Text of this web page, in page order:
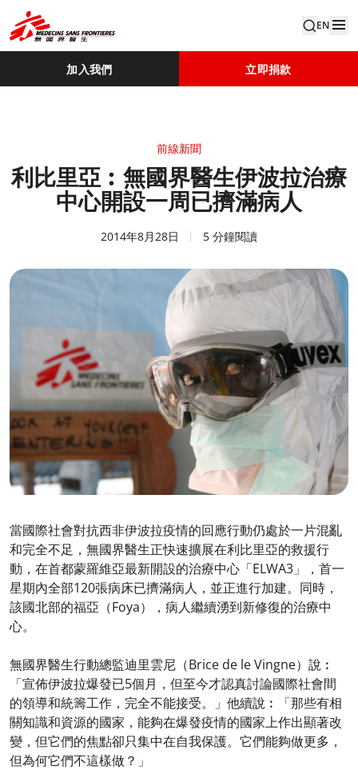
EN
加入我們 立即捐款
前線新聞
利比里亞︰無國界醫生伊波拉治療
中心開設一周已擠滿病人
2014年8月28日 5 分鐘閱讀
當國際社會對抗西非伊波拉疫情的回應行動仍處於一片混亂
和完全不足，無國界醫生正快速擴展在利比里亞的救援行
動，在首都蒙羅維亞最新開設的治療中心「ELWA3」，首一
星期內全部120張病床已擠滿病人，並正進行加建。同時，
該國北部的福亞（Foya），病人繼續湧到新修復的治療中
心。
無國界醫生行動總監迪里雲尼（Brice de le Vingne）說︰
「宣佈伊波拉爆發已5個月，但至今才認真討論國際社會間
的領導和統籌工作，完全不能接受。」他續說︰「那些有相
關知識和資源的國家，能夠在爆發疫情的國家上作出顯著改
變，但它們的焦點卻只集中在自我保護。它們能夠做更多，
但為何它們不這樣做？」